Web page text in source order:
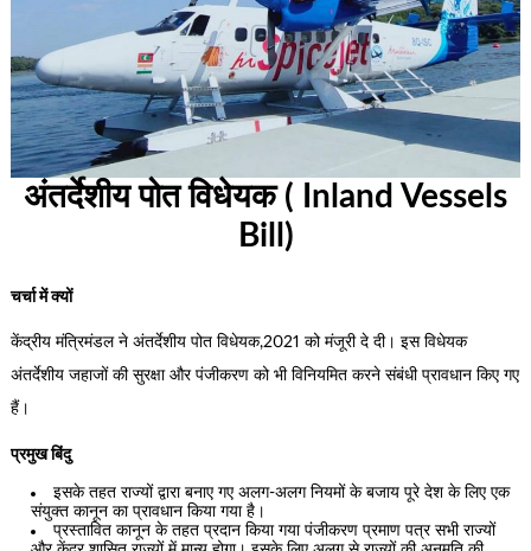
अंतर्देशीय पोत विधेयक ( Inland Vessels
Bill)
चर्चा में क्यों
केंद्रीय मंत्रिमंडल ने अंतर्देशीय पोत विधेयक,2021 को मंजूरी दे दी। इस विधेयक
अंतर्देशीय जहाजों की सुरक्षा और पंजीकरण को भी विनियमित करने संबंधी प्रावधान किए गए
हैं।
प्रमुख बिंदु
इसके तहत राज्यों द्वारा बनाए गए अलग-अलग नियमों के बजाय पूरे देश के लिए एक
संयुक्त कानून का प्रावधान किया गया है।
प्रस्तावित कानून के तहत प्रदान किया गया पंजीकरण प्रमाण पत्र सभी राज्यों